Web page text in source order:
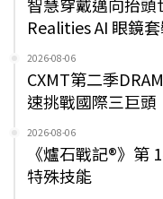
Realities AI 眼鏡
2026-08-06
CXMT第二季
速挑戰國際三巨頭
2026-08-06
《爐石戰記®》第
特殊技能